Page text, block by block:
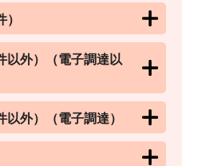
以外）（電子調達以
以外）（電子調達）